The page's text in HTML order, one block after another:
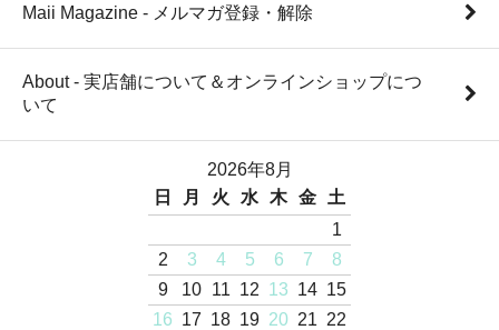
Maii Magazine - メルマガ登録・解除
About - 実店舗について＆オンラインショップにつ
いて
2026年8月
日
月 火 水 木 金
土
1
2
3 4 5 6 7
8
9
10 11 12 13 14 15
16 17 18 19 20 21 22